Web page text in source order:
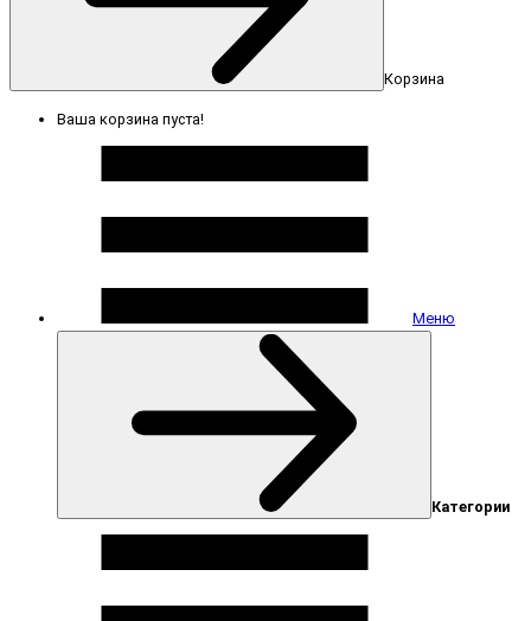
Корзина
Ваша корзина пуста!
Меню
Категории